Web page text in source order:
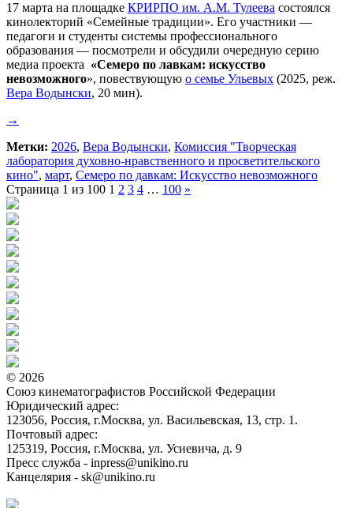
17 марта на площадке КРИРПО им. А.М. Тулеева состоялся
кинолекторий «Семейные традиции». Его участники —
педагоги и студенты системы профессионального
образования — посмотрели и обсудили очередную серию
медиа проекта «Семеро по лавкам: искусство
невозможного», повествующую о семье Ульевых (2025, реж.
Вера Водынски, 20 мин).
→
Метки: 2026, Вера Водынски, Комиссия "Творческая
лаборатория духовно-нравственного и просветительского
кино", март, Семеро по давкам: Искусство невозможного
Страница 1 из 100 1 2 3 4 … 100 »
© 2026
Союз кинематографистов Российской Федерации
Юридический адрес:
123056, Россия, г.Москва, ул. Васильевская, 13, стр. 1.
Почтовый адрес:
125319, Россия, г.Москва, ул. Усиевича, д. 9
Пресс служба - inpress@unikino.ru
Канцелярия - sk@unikino.ru